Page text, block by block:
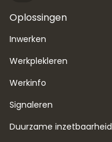
Oplossingen
Inwerken
Werkplekleren
Werkinfo
Signaleren
Duurzame inzetbaarheid